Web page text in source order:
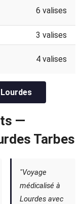
6 valises
3 valises
4 valises
—
Tarbes
"Voyage
médicalisé à
Lourdes avec